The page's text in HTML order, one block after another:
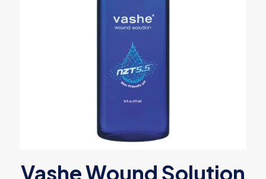
Vashe Wound Solution